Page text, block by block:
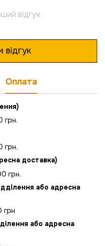
відгук
відгук
Оплата
грн.
грн.
доставка)
грн.
або адресна
грн
або адресна